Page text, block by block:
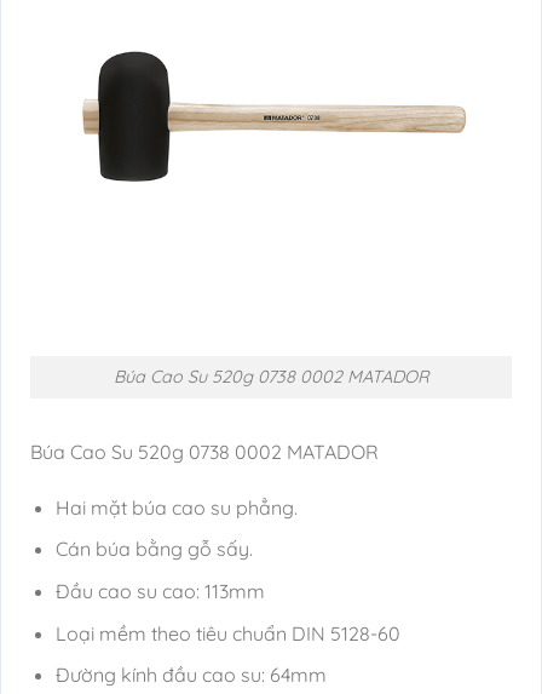
Búa Cao Su 520g 0738 0002 MATADOR
Búa Cao Su 520g 0738 0002 MATADOR
Hai mặt búa cao su phẳng.
Cán búa bằng gỗ sấy.
Đầu cao su cao: 113mm
Loại mềm theo tiêu chuẩn DIN 5128-60
Đường kính đầu cao su: 64mm